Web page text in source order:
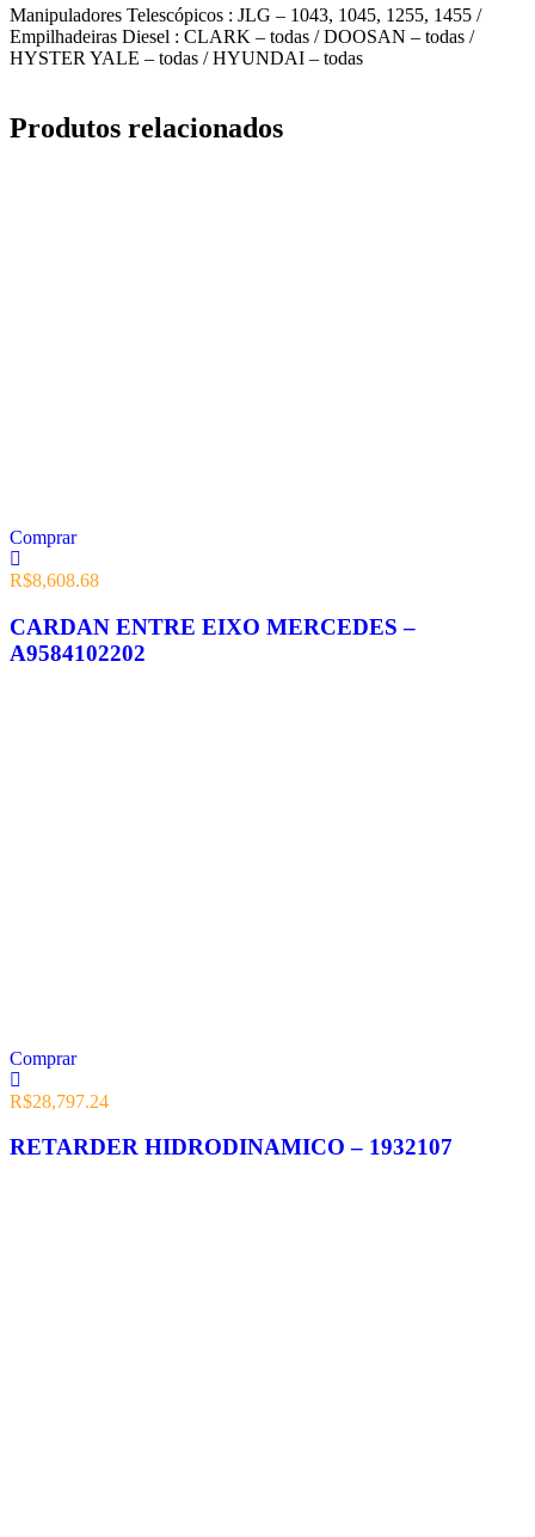
Manipuladores Telescópicos : JLG – 1043, 1045, 1255, 1455 /
Empilhadeiras Diesel : CLARK – todas / DOOSAN – todas /
HYSTER YALE – todas / HYUNDAI – todas
Produtos relacionados
Comprar
R$8,608.68
CARDAN ENTRE EIXO MERCEDES –
A9584102202
Comprar
R$28,797.24
RETARDER HIDRODINAMICO – 1932107